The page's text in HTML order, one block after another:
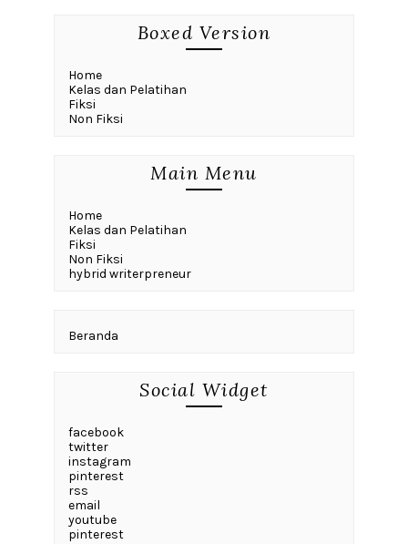
Boxed Version
Home
Kelas dan Pelatihan
Fiksi
Non Fiksi
Main Menu
Home
Kelas dan Pelatihan
Fiksi
Non Fiksi
hybrid writerpreneur
Beranda
Social Widget
facebook
twitter
instagram
pinterest
rss
email
youtube
pinterest